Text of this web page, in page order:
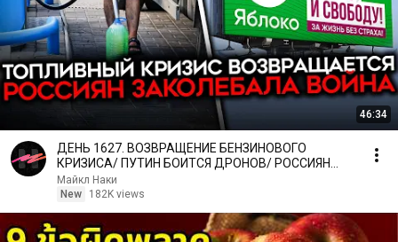
46:34
ДЕНЬ 1627. ВОЗВРАЩЕНИЕ БЕНЗИНОВОГО
КРИЗИСА/ ПУТИН БОИТСЯ ДРОНОВ/ РОССИЯН
ЗАКОЛЕБАЛА ВОЙНА/ ГОРЯТ НПЗ
Майкл Наки
New
182K views